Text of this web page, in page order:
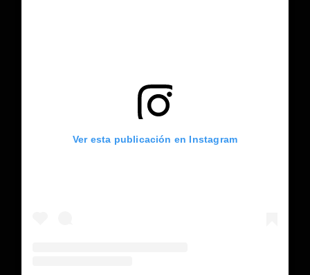
Ver esta publicación en Instagram